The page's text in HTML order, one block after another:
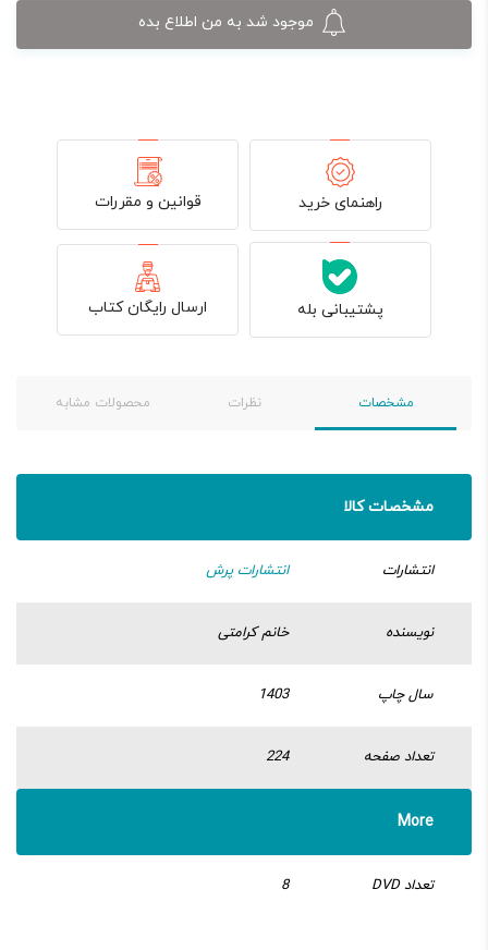
موجود شد به من اطلاع بده
راهنمای خرید قوانین و مقررات
پشتیبانی بله ارسال رایگان کتاب
مشخصات نظرات محصولات مشابه
مشخصات کالا
انتشارات انتشارات پرش
نویسنده خانم کرامتی
سال چاپ 1403
تعداد صفحه 224
More
تعداد DVD 8